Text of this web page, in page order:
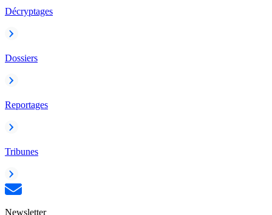
Décryptages
Dossiers
Reportages
Tribunes
Newsletter